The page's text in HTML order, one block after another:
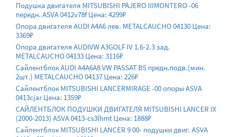
Подушка двигателя MITSUBISHI PAJERO IIIMONTERO -06
передн. ASVA 0412v78f Цена: 4299₽
Опора двигателя AUDI A4A6 лев. METALCAUCHO 04130 Цена:
3369₽
Опора двигателя AUDIVW A3GOLF IV 1.6-2.3 зад.
METALCAUCHO 04133 Цена: 3116₽
Сайлентблок AUDI A4A6A8 VW PASSAT B5 предн.подв.(мин.
2шт.) METALCAUCHO 04137 Цена: 226₽
Сайлентблок MITSUBISHI LANCERMIRAGE -00 опоры ASVA
0413cjar Цена: 1359₽
САЙЛЕНТБЛОК ПОДУШКИ ДВИГАТЕЛЯ MITSUBISHI LANCER IX
(2000-2013) ASVA 0413-cs3lhmt Цена: 1888₽
Сайлентблок MITSUBISHI LANCER 9 00- подушки двиг. ASVA